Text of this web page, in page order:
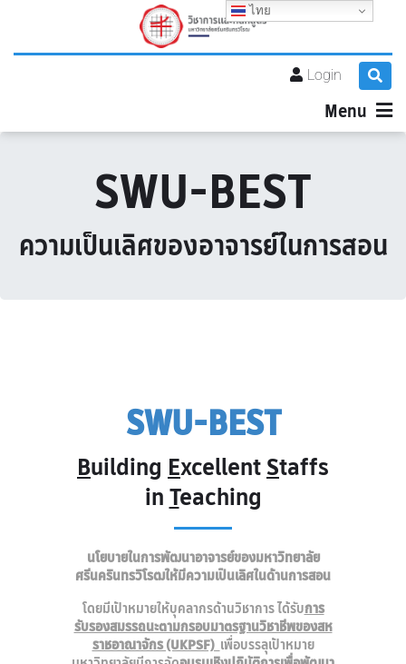
Login
Menu
SWU-BEST
ความเป็นเลิศของอาจารย์ในการสอน
SWU-BEST
Building ExcellentStaffs
inTeaching
นโยบายในการพัฒนาอาจารย์ของมหาวิทยาลัย
ศรีนครินทรวิโรฒให้มีความเป็นเลิศในด้านการสอน
โดยมีเป้าหมายให้บุคลากรด้านวิชาการ ได้รับการ
รับรองสมรรถนะตามกรอบมาตรฐานวิชาชีพของสห
ราชอาณาจักร (UKPSF) เพื่อบรรลุเป้าหมาย
ไทย